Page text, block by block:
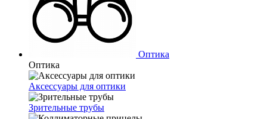
Оптика
Оптика
Аксессуары для оптики
Зрительные трубы